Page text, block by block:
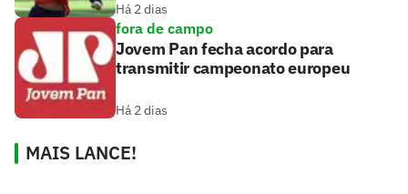
Há 2 dias
fora de campo
Jovem Pan fecha acordo para
transmitir campeonato europeu
Há 2 dias
MAIS LANCE!